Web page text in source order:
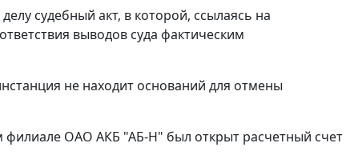
судебный акт, в которой, ссылаясь на
выводов суда фактическим
не находит оснований для отмены
филиале ОАО АКБ "АБ-Н" был открыт расчетный счет